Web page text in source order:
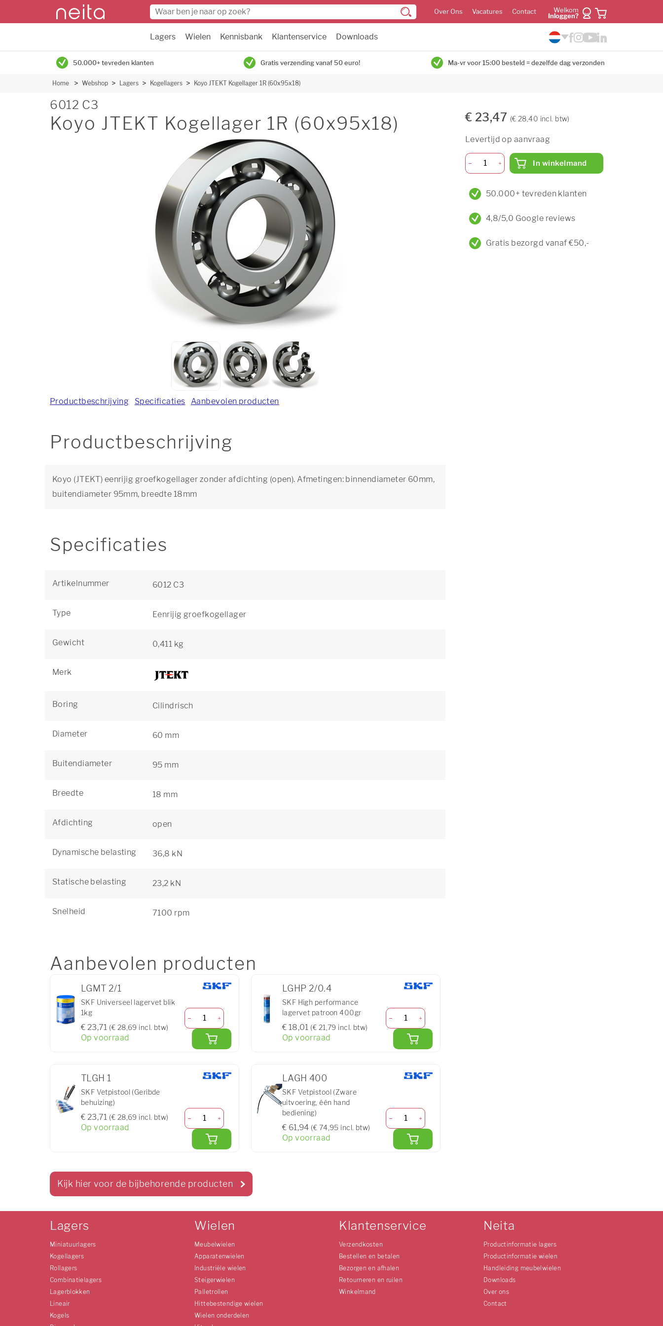
Over Ons Vacatures Contact
Welkom
Inloggen?
Lagers Wielen Kennisbank Klantenservice Downloads
50.000+ tevreden klanten Gratis verzending vanaf 50 euro! Ma-vr voor 15:00 besteld = dezelfde dag verzonden
Home Webshop Lagers Kogellagers Koyo JTEKT Kogellager 1R (60x95x18)
6012 C3
Koyo JTEKT Kogellager 1R (60x95x18)
Productbeschrijving Specificaties Aanbevolen producten
Productbeschrijving
Koyo (JTEKT) eenrijig groefkogellager zonder afdichting (open). Afmetingen: binnendiameter 60mm,
buitendiameter 95mm, breedte 18mm
Specificaties
Artikelnummer 6012 C3
Type Eenrijig groefkogellager
Gewicht 0,411 kg
Merk
Boring Cilindrisch
Diameter 60 mm
Buitendiameter 95 mm
Breedte 18 mm
Afdichting open
Dynamische belasting 36,8 kN
Statische belasting 23,2 kN
Snelheid 7100 rpm
Aanbevolen producten
LGMT 2/1
SKF Universeel lagervet blik
1kg
€ 23,71 (€ 28,69 incl. btw)
Op voorraad
LGHP 2/0.4
SKF High performance
lagervet patroon 400gr
€ 18,01 (€ 21,79 incl. btw)
Op voorraad
TLGH 1
SKF Vetpistool (Geribde
behuizing)
€ 23,71 (€ 28,69 incl. btw)
Op voorraad
LAGH 400
SKF Vetpistool (Zware
uitvoering, één hand
bediening)
€ 61,94 (€ 74,95 incl. btw)
Op voorraad
Kijk hier voor de bijbehorende producten
€ 23,47 (€ 28,40 incl. btw)
Levertijd op aanvraag
In winkelmand
50.000+ tevreden klanten
4,8/5,0 Google reviews
Gratis bezorgd vanaf €50,-
Lagers
Miniatuurlagers
Kogellagers
Rollagers
Combinatielagers
Lagerblokken
Lineair
Kogels
Wielen
Meubelwielen
Apparatenwielen
Industriële wielen
Steigerwielen
Palletrollen
Hittebestendige wielen
Wielen onderdelen
Klantenservice
Verzendkosten
Bestellen en betalen
Bezorgen en afhalen
Retourneren en ruilen
Winkelmand
Neita
Productinformatie lagers
Productinformatie wielen
Handleiding meubelwielen
Downloads
Over ons
Contact